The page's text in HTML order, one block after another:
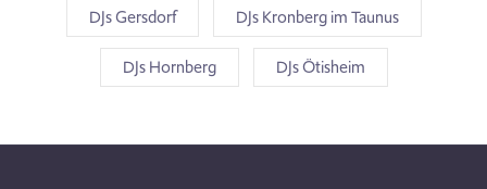
DJs Gersdorf DJs Kronberg im Taunus
DJs Hornberg DJs Ötisheim